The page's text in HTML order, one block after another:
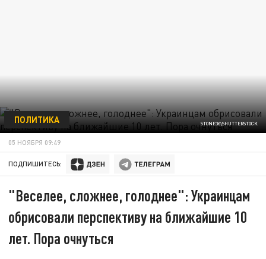
STONE36\SHUTTERSTOCK
ПОЛИТИКА
05 НОЯБРЯ 09:49
ПОДПИШИТЕСЬ:
"Веселее, сложнее, голоднее": Украинцам
обрисовали перспективу на ближайшие 10
лет. Пора очнуться